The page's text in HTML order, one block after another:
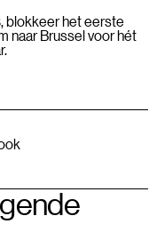
blokkeer het eerste
naar Brussel voor hét